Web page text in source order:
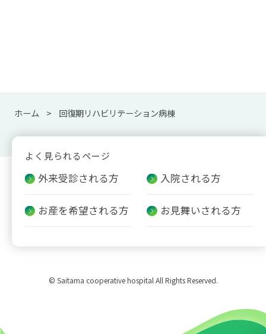
ホーム 回復期リハビリテーション病棟
よく見られるページ
外来受診される方 入院される方
お産を希望される方 お見舞いされる方
© Saitama cooperative hospital All Rights Reserved.